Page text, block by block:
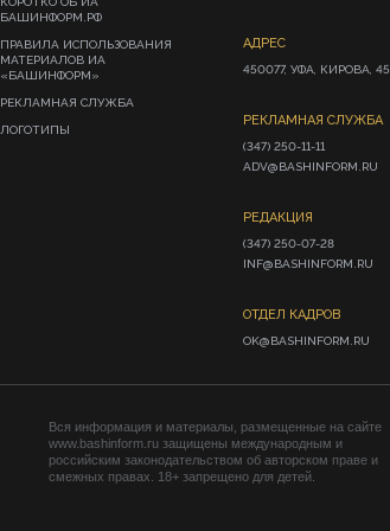
БАШИНФОРМ.РФ
ПРАВИЛА ИСПОЛЬЗОВАНИЯ
МАТЕРИАЛОВ ИА
«БАШИНФОРМ»
РЕКЛАМНАЯ СЛУЖБА
ЛОГОТИПЫ
АДРЕС
450077, УФА, КИРОВА, 45
РЕКЛАМНАЯ СЛУЖБА
(347) 250-11-11
ADV@BASHINFORM.RU
РЕДАКЦИЯ
(347) 250-07-28
INF@BASHINFORM.RU
ОТДЕЛ КАДРОВ
OK@BASHINFORM.RU
Вся информация и материалы, размещенные на сайте
www.bashinform.ru защищены международным и
российским законодательством об авторском праве и
смежных правах. 18+ запрещено для детей.